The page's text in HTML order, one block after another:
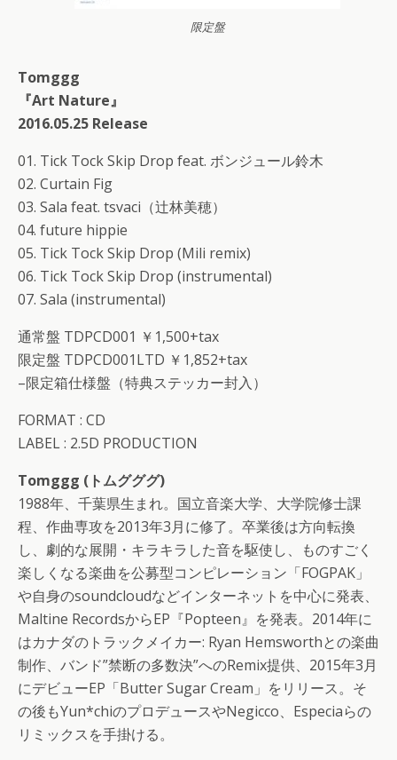
限定盤
Tomggg
『Art Nature』
2016.05.25 Release
01. Tick Tock Skip Drop feat. ボンジュール鈴木
02. Curtain Fig
03. Sala feat. tsvaci（辻林美穂）
04. future hippie
05. Tick Tock Skip Drop (Mili remix)
06. Tick Tock Skip Drop (instrumental)
07. Sala (instrumental)
通常盤 TDPCD001 ￥1,500+tax
限定盤 TDPCD001LTD ￥1,852+tax
–限定箱仕様盤（特典ステッカー封入）
FORMAT : CD
LABEL : 2.5D PRODUCTION
Tomggg (トムグググ)
1988年、千葉県生まれ。国立音楽大学、大学院修士課
程、作曲専攻を2013年3月に修了。卒業後は方向転換
し、劇的な展開・キラキラした音を駆使し、ものすごく
楽しくなる楽曲を公募型コンピレーション「FOGPAK」
や自身のsoundcloudなどインターネットを中心に発表、
Maltine RecordsからEP『Popteen』を発表。2014年に
はカナダのトラックメイカー: Ryan Hemsworthとの楽曲
制作、バンド”禁断の多数決”へのRemix提供、2015年3月
にデビューEP「Butter Sugar Cream」をリリース。そ
の後もYun*chiのプロデュースやNegicco、Especiaらの
リミックスを手掛ける。